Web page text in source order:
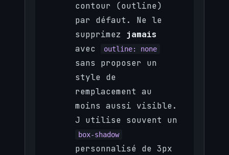
contour (outline)
par défaut. Ne le
supprimez jamais
avec
outline: none
sans proposer un
style de
remplacement au
moins aussi visible.
J utilise souvent un
box-shadow
personnalisé de 3px